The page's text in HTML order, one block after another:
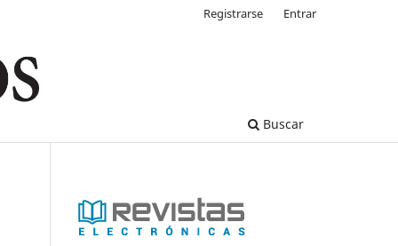
Buscar
Registrarse Entrar